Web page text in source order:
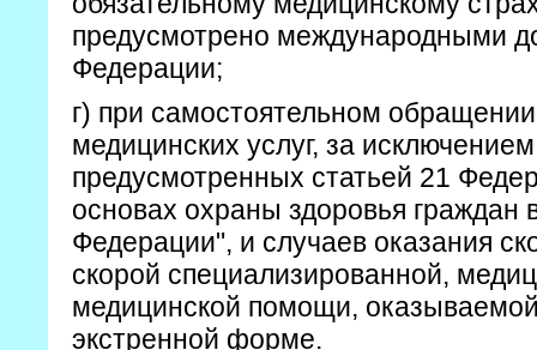
предусмотрено международными
Федерации;
г) при самостоятельном
медицинских услуг, за
предусмотренных статьей 21
основах охраны здоровья граждан
Федерации", и случаев оказания
скорой специализированной,
медицинской помощи,
экстренной форме.